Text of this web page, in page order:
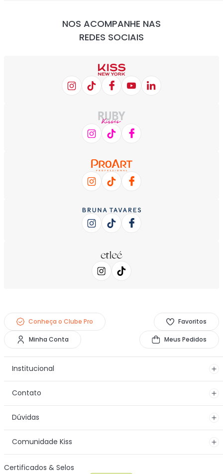
NOS ACOMPANHE NAS
REDES SOCIAIS
Conheça o Clube Pro Favoritos
Minha Conta Meus Pedidos
Institucional
Contato
Dúvidas
Comunidade Kiss
Certificados & Selos